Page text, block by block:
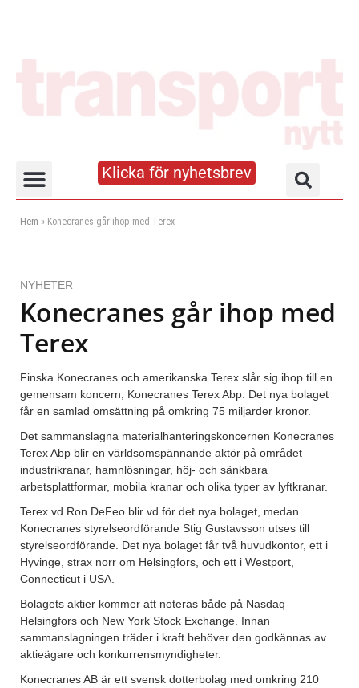
Klicka för nyhetsbrev
Hem » Konecranes går ihop med Terex
NYHETER
Konecranes går ihop med
Terex
Finska Konecranes och amerikanska Terex slår sig ihop till en
gemensam koncern, Konecranes Terex Abp. Det nya bolaget
får en samlad omsättning på omkring 75 miljarder kronor.
Det sammanslagna materialhanteringskoncernen Konecranes
Terex Abp blir en världsomspännande aktör på området
industrikranar, hamnlösningar, höj- och sänkbara
arbetsplattformar, mobila kranar och olika typer av lyftkranar.
Terex vd Ron DeFeo blir vd för det nya bolaget, medan
Konecranes styrelseordförande Stig Gustavsson utses till
styrelseordförande. Det nya bolaget får två huvudkontor, ett i
Hyvinge, strax norr om Helsingfors, och ett i Westport,
Connecticut i USA.
Bolagets aktier kommer att noteras både på Nasdaq
Helsingfors och New York Stock Exchange. Innan
sammanslagningen träder i kraft behöver den godkännas av
aktieägare och konkurrensmyndigheter.
Konecranes AB är ett svensk dotterbolag med omkring 210